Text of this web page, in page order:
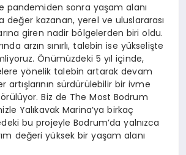
pandemiden sonra yaşam alanı
değer kazanan, yerel ve uluslararası
giren nadir bölgelerden biri oldu.
arzın sınırlı, talebin ise yükselişte
Önümüzdeki 5 yıl içinde,
yönelik talebin artarak devam
artışlarının sürdürülebilir bir ivme
Biz de The Most Bodrum
Yalıkavak Marina’ya birkaç
bu projeyle Bodrum’da yalnızca
değeri yüksek bir yaşam alanı